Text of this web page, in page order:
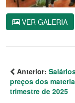
VER GALERIA
Anterior:
preços dos
trimestre de 2025